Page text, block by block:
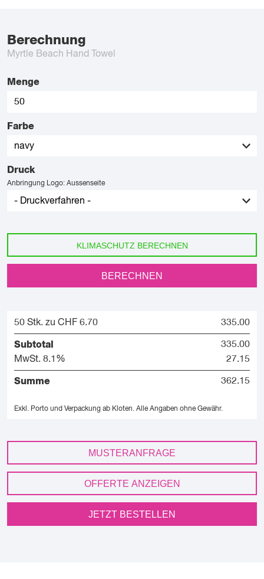
Berechnung
Myrtle Beach Hand Towel
Menge
Farbe
Druck
Anbringung Logo: Aussenseite
KLIMASCHUTZ BERECHNEN
BERECHNEN
50 Stk. zu CHF 6.70 335.00
Subtotal
335.00
MwSt. 8.1%
27.15
Summe 362.15
Exkl. Porto und Verpackung ab Kloten. Alle Angaben ohne Gewähr.
MUSTERANFRAGE
OFFERTE ANZEIGEN
JETZT BESTELLEN